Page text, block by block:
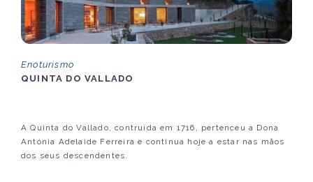
Enoturismo
QUINTA DO VALLADO
A Quinta do Vallado, contruída em 1716, pertenceu a Dona
Antónia Adelaide Ferreira e continua hoje a estar nas mãos
dos seus descendentes.